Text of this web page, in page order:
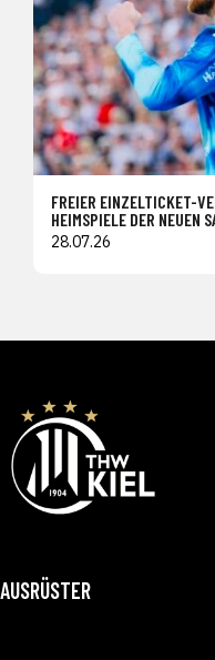
FREIER EINZELTICKET-
HEIMSPIELE DER NEUEN
28.07.26
AUSRÜSTER